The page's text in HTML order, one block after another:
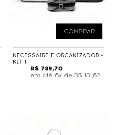
COMPRAR
NECESSAIRE E ORGANIZADOR -
KIT 1
R$ 789,70
6x de R$ 131,62